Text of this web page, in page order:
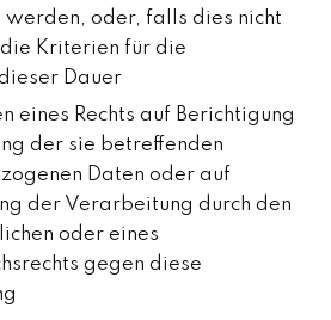
werden, oder, falls dies nicht
Kriterien für die
Dauer
eines Rechts auf Berichtigung
der sie betreffenden
Daten oder auf
der Verarbeitung durch den
oder eines
gegen diese